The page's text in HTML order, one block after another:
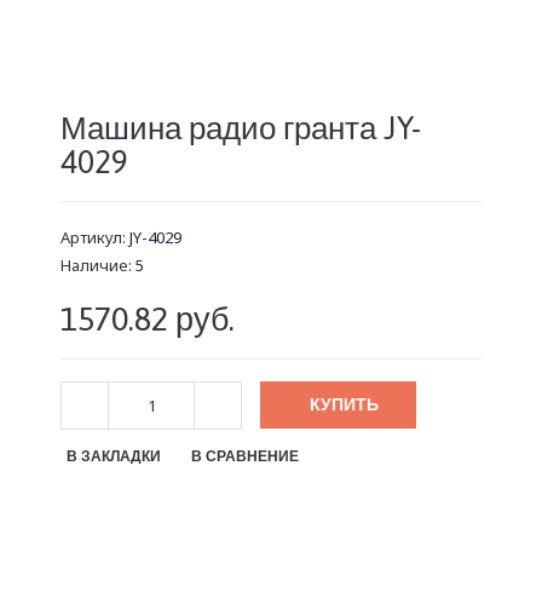
Машина радио гранта JY-
4029
Артикул: JY-4029
Наличие: 5
1570.82 руб.
КУПИТЬ
В ЗАКЛАДКИ В СРАВНЕНИЕ